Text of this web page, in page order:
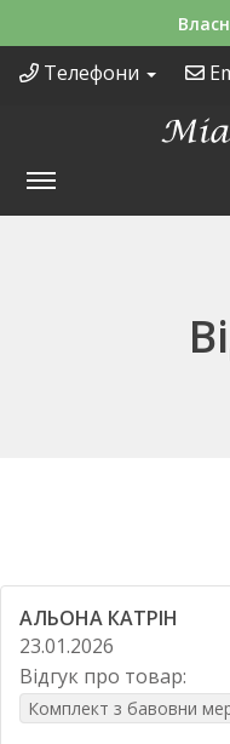
Телефони
АЛЬОНА КАТРІН
23.01.2026
Відгук про товар:
Комплект з бавовни